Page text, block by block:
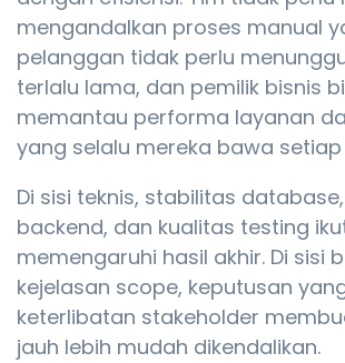
mengandalkan proses manual
pelanggan tidak perlu
terlalu lama, dan pemilik bisnis
memantau performa layanan
yang selalu mereka bawa setiap
Di sisi teknis, stabilitas
backend, dan kualitas testing
memengaruhi hasil akhir. Di sisi
kejelasan scope, keputusan
keterlibatan stakeholder
jauh lebih mudah dikendalikan.